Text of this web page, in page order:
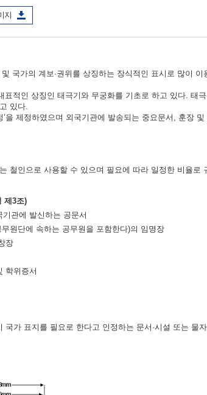
지
국가의 계보·권위를 상징하는 장식적인 표시로 많이
적인 상징인 태극기와 무궁화를 기초로 하고 있다. 태
있다.
’을 제정하였으며 외국기관에 발송되는 중요문서, 훈장
철인으로 사용할 수 있으며 필요에 따라 일정한 비율로
제3조)
기관에 발신하는 공문서
원단에 속하는 공무원을 포함한다)의 임명장
장
학위증서
국가 표지를 필요로 한다고 인정하는 문서·시설 또는 물자